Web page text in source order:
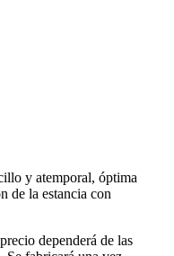
y atemporal, óptima
de la estancia con
dependerá de las